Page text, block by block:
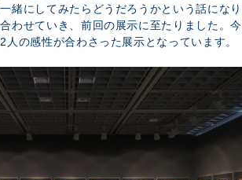
緒にしてみたらどうだろうかという話になり
わせていき、前回の展示に至たりました。今
人の感性が合わさった展示となっています。